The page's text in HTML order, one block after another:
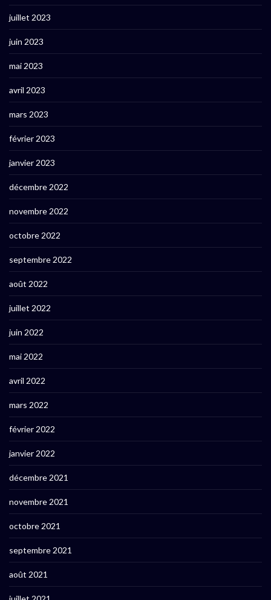
juillet 2023
juin 2023
mai 2023
avril 2023
mars 2023
février 2023
janvier 2023
décembre 2022
novembre 2022
octobre 2022
septembre 2022
août 2022
juillet 2022
juin 2022
mai 2022
avril 2022
mars 2022
février 2022
janvier 2022
décembre 2021
novembre 2021
octobre 2021
septembre 2021
août 2021